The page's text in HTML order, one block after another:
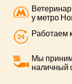
у метро
Работаем
Мы
наличный